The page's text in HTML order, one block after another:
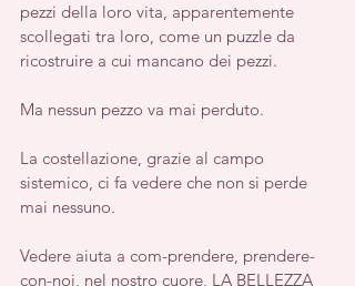
pezzi della loro vita, apparentemente
scollegati tra loro, come un puzzle da
ricostruire a cui mancano dei pezzi.
Ma nessun pezzo va mai perduto.
La costellazione, grazie al campo
sistemico, ci fa vedere che non si perde
mai nessuno.
Vedere aiuta a com-prendere, prendere-
con-noi, nel nostro cuore, LA BELLEZZA